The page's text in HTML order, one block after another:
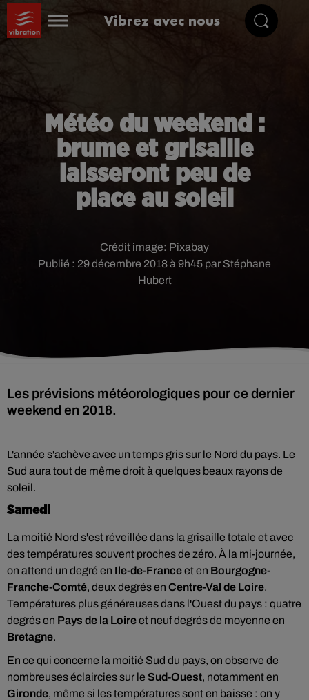
Vibrez avec nous
Météo du weekend :
brume et grisaille
laisseront peu de
place au soleil
Publié : 29 décembre 2018 à 9h45 par Stéphane
Hubert
Crédit image: Pixabay
Les prévisions météorologiques pour ce dernier
weekend en 2018.
L'année s'achève avec un temps gris sur le Nord du pays. Le
Sud aura tout de même droit à quelques beaux rayons de
soleil.
Samedi
La moitié Nord s'est réveillée dans la grisaille totale et avec
des températures souvent proches de zéro. À la mi-journée,
on attend un degré en Ile-de-Franceet en Bourgogne-
Franche-Comté, deux degrés en Centre-Val de Loire.
Températures plus généreuses dans l'Ouest du pays : quatre
degrés en Pays de la Loireet neuf degrés de moyenne en
Bretagne.
En ce qui concerne la moitié Sud du pays, on observe de
nombreuses éclaircies sur le Sud-Ouest, notamment en
Gironde, même si les températures sont en baisse : on y